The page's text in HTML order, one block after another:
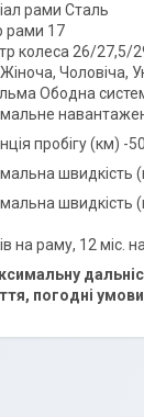
рами Сталь
рами 17
колеса 26/27,5/
Чоловіча,
Ободна
пробігу (км) -50
швидкість
швидкість
на раму, 12 міс.
погодні